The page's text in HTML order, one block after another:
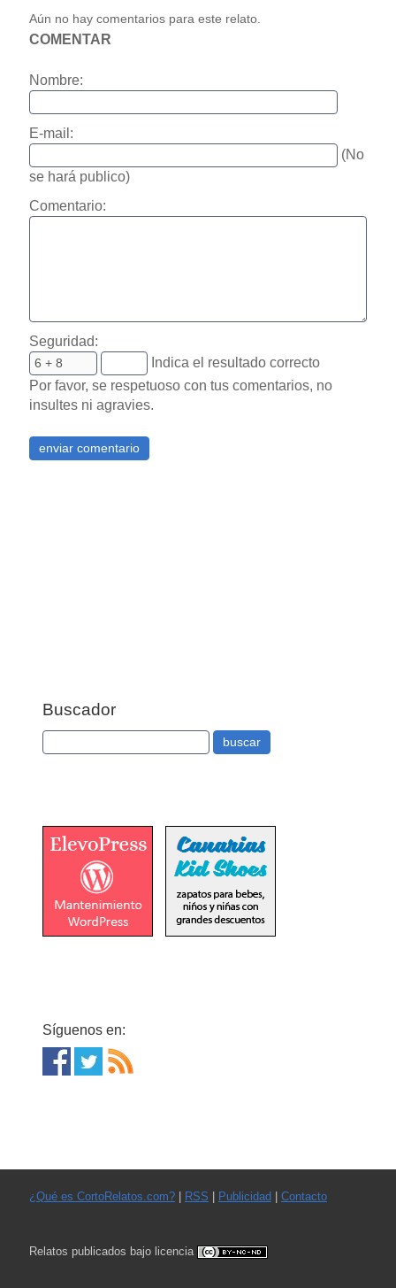
Aún no hay comentarios para este relato.
COMENTAR
Nombre:
E-mail:
(No
se hará publico)
Comentario:
Seguridad:
Indica el resultado correcto
Por favor, se respetuoso con tus comentarios, no
insultes ni agravies.
Buscador
Síguenos en:
¿Qué es CortoRelatos.com?| RSS Publicidad Contacto
Relatos publicados bajo licencia